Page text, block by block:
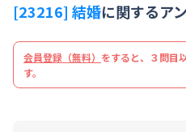
[23216] 結婚に関するア
会員登録（無料） をすると、３問目
す。